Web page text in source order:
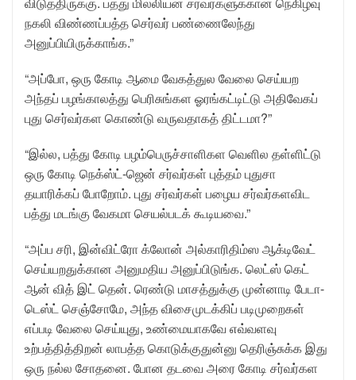
நகலி விண்ணப்பத்த செர்வர் பண்ணைலேந்து
அனுப்பியிருக்காங்க.”
“அப்போ, ஒரு கோடி ஆமை வேகத்துல வேலை செய்யற
அந்தப் பழங்காலத்து பெரிசுங்கள ஓரங்கட்டிட்டு அதிவேகப்
புது செர்வர்கள கொண்டு வருவதாகத் திட்டமா?”
“இல்ல, பத்து கோடி பழம்பெருச்சாளிகள வெளில தள்ளிட்டு
ஒரு கோடி நெக்ஸ்ட்-ஜென் சர்வர்கள் புத்தம் புதுசா
தயாரிக்கப் போறோம். புது சர்வர்கள் பழைய சர்வர்களவிட
பத்து மடங்கு வேகமா செயல்படக் கூடியவை.”
“அப்ப சரி, இன்விட்ரோ க்லோன் அல்காரிதிம்ஸ ஆக்டிவேட்
செய்யறதுக்கான அனுமதிய அனுப்பிடுங்க. லெட்ஸ் கெட்
ஆன் வித் இட் தென். ரெண்டு மாசத்துக்கு முன்னாடி பேடா-
டெஸ்ட் செஞ்சோமே, அந்த விசைமுடக்கிப் படிமுறைகள்
எப்படி வேலை செய்யுது, உண்மையாகவே எவ்வளவு
உற்பத்தித்திறன் லாபத்த கொடுக்குதுன்னு தெரிஞ்சுக்க இது
ஒரு நல்ல சோதனை. போன தடவை அரை கோடி சர்வர்கள